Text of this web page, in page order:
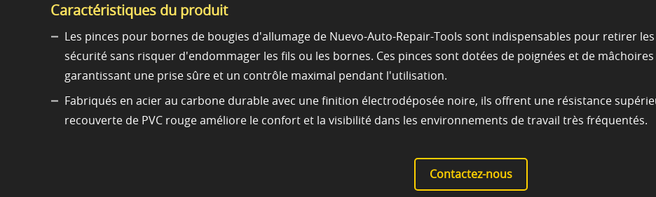
Caractéristiques du produit
Les pinces pour bornes de bougies d'allumage de Nuevo-Auto-Repair-Tools sont indispensables pour retirer
sécurité sans risquer d'endommager les fils ou les bornes. Ces pinces sont dotées de poignées et de
garantissant une prise sûre et un contrôle maximal pendant l'utilisation.
Fabriqués en acier au carbone durable avec une finition électrodéposée noire, ils offrent une résistance
recouverte de PVC rouge améliore le confort et la visibilité dans les environnements de travail très fréquentés.
Contactez-nous